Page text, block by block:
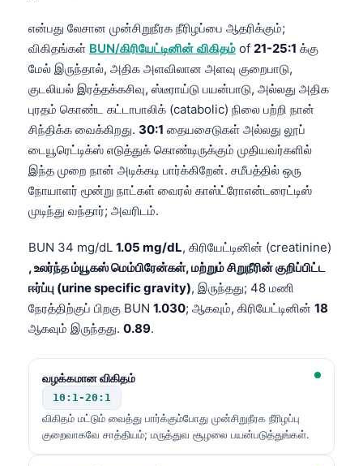
என்பது லேசான முன்சிறுநீரக நீரிழப்பை ஆதரிக்கும்;
விகிதங்கள் BUN/கிரியேட்டினின் விகிதம் of 21-25:1 க்கு
மேல் இருந்தால், அதிக அளவிலான அளவு குறைபாடு,
குடலியல் இரத்தக்கசிவு, ஸ்டீராய்டு பயன்பாடு, அல்லது அதிக
புரதம் கொண்ட கட்டாபாலிக் (catabolic) நிலை பற்றி நான்
சிந்திக்க வைக்கிறது. 30:1 தையசைடுகள் அல்லது லூப்
டையூரெட்டிக்ஸ் எடுத்துக் கொண்டிருக்கும் முதியவர்களில்
இந்த முறை நான் அடிக்கடி பார்க்கிறேன். சமீபத்தில் ஒரு
நோயாளர் மூன்று நாட்கள் வைரல் காஸ்ட்ரோஎன்டரைட்டிஸ்
முடிந்து வந்தார்; அவரிடம்.
BUN 34 mg/dL 1.05 mg/dL, கிரியேட்டினின் (creatinine)
, உலர்ந்த ம்யூகஸ் மெம்பிரேன்கள், மற்றும் சிறுநீரின் குறிப்பிட்ட
ஈர்ப்பு (urine specific gravity), இருந்தது; 48 மணி
நேரத்திற்குப் பிறகு BUN 1.030; ஆகவும், கிரியேட்டினின் 18
ஆகவும் இருந்தது. 0.89.
வழக்கமான விகிதம்
10:1-20:1
விகிதம் மட்டும் வைத்து பார்க்கும்போது முன்சிறுநீரக நீரிழப்பு
குறைவாகவே சாத்தியம்; மருத்துவ சூழலை பயன்படுத்துங்கள்.